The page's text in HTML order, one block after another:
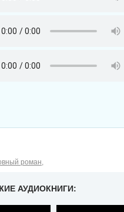
роман,
АУДИОКНИГИ: